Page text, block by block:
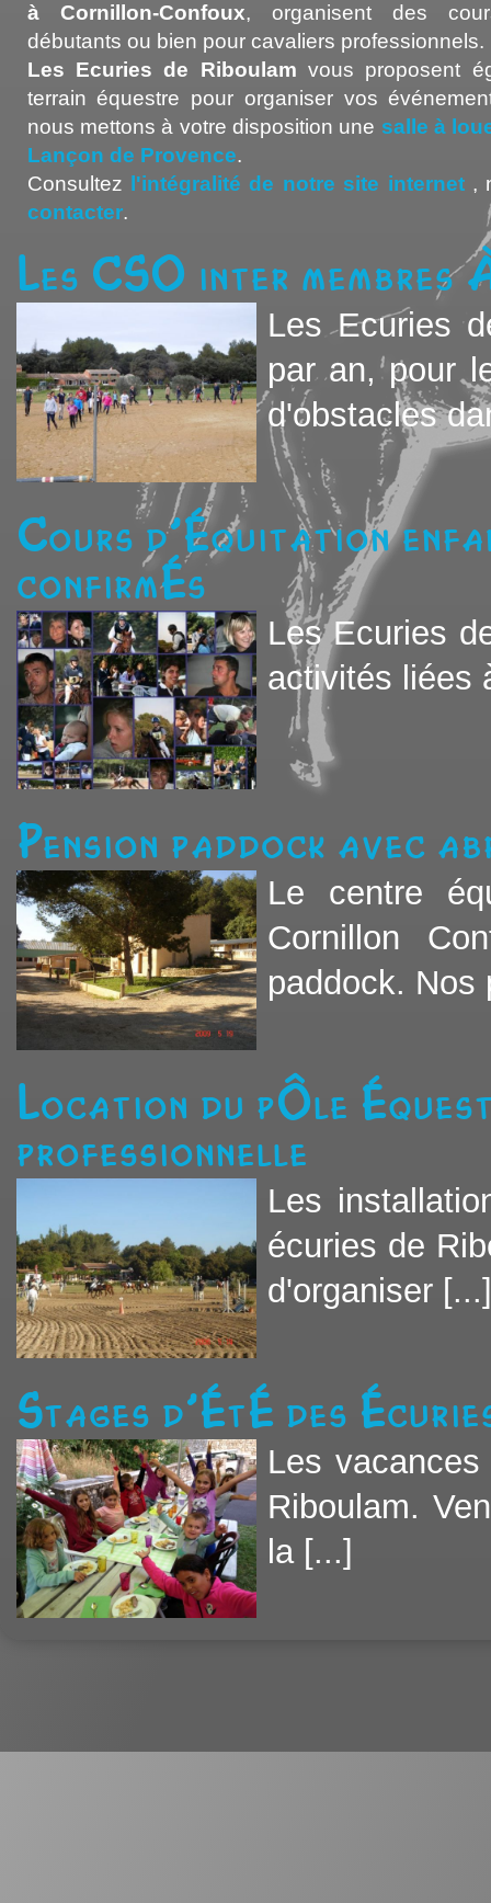
à Cornillon-Confoux, organisent des
débutants ou bien pour cavaliers professionnels.
Les Ecuries de Riboulam vous proposent
terrain équestre pour organiser vos
nous mettons à votre disposition une salle à
Lançon de Provence.
Consultez
l'intégralité de notre site internet,
contacter.
Les CSO inter membres
Les Ecuries
par an, pour
d'obstacles
Cours d'équitation
confirmés
Les Ecuries
activités liées
Pension paddock avec
Le centre
Cornillon
paddock. Nos
Location du pôle
professionnelle
Les
écuries de
d'organiser [...]
Stages d'été des
Les
Riboulam.
la [...]